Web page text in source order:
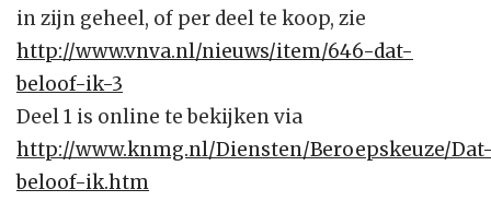
in zijn geheel, of per deel te koop, zie
http://www.vnva.nl/nieuws/item/646-dat-
beloof-ik-3
Deel 1 is online te bekijken via
http://www.knmg.nl/Diensten/Beroepskeuze/
beloof-ik.htm